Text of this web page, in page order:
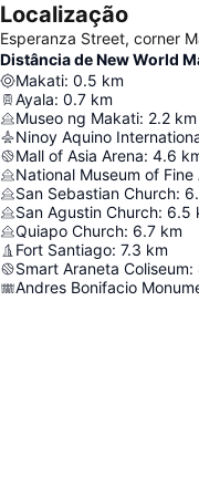
Localização
Esperanza Street, corner
Distância de New World
Makati: 0.5 km
Ayala: 0.7 km
Museo ng Makati: 2.2 km
Ninoy Aquino
Mall of Asia Arena: 4.6
National Museum of Fine
San Sebastian Church:
San Agustin Church: 6.5
Quiapo Church: 6.7 km
Fort Santiago: 7.3 km
Smart Araneta Coliseum:
Andres Bonifacio